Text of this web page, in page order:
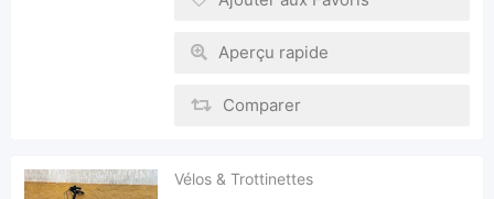
Aperçu rapide
Comparer
Vélos & Trottinettes